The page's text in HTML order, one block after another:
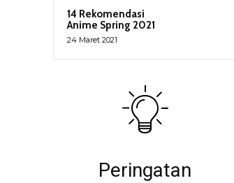
14 Rekomendasi
Anime Spring 2021
24 Maret 2021
Peringatan